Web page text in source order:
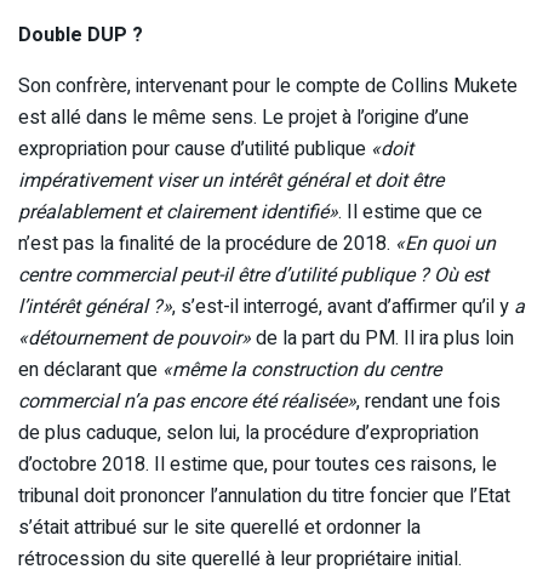
Double DUP ?
Son confrère, intervenant pour le compte de Collins Mukete
est allé dans le même sens. Le projet à l’origine d’une
expropriation pour cause d’utilité publique «doit
impérativement viser un intérêt général et doit être
préalablement et clairement identifié». Il estime que ce
n’est pas la finalité de la procédure de 2018. «En quoi un
centre commercial peut-il être d’utilité publique ? Où est
l’intérêt général ?», s’est-il interrogé, avant d’affirmer qu’il y a
«détournement de pouvoir»de la part du PM. Il ira plus loin
en déclarant que «même la construction du centre
commercial n’a pas encore été réalisée», rendant une fois
de plus caduque, selon lui, la procédure d’expropriation
d’octobre 2018. Il estime que, pour toutes ces raisons, le
tribunal doit prononcer l’annulation du titre foncier que l’Etat
s’était attribué sur le site querellé et ordonner la
rétrocession du site querellé à leur propriétaire initial.